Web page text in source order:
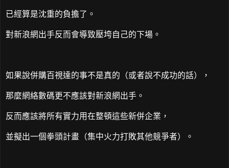
已經算是沈重的負擔了。
對新浪網出手反而會導致壓垮自己的下場。
如果說併購百視達的事不是真的（或者說不成功的話），
那麼網絡數碼更不應該對新浪網出手。
反而應該將所有實力用在整頓這些新併企業，
並擬出一個拳頭計畫（集中火力打敗其他競爭者）。